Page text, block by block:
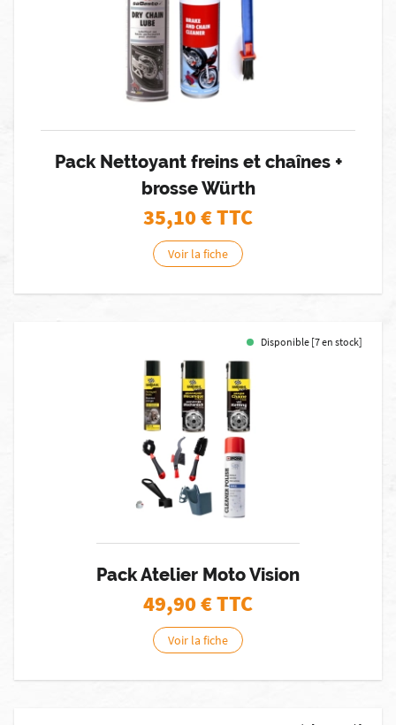
Pack Nettoyant freins et chaînes +
brosse Würth
35,10€ TTC
Voir la fiche
Disponible [7 en stock]
Pack Atelier Moto Vision
49,90€ TTC
Voir la fiche